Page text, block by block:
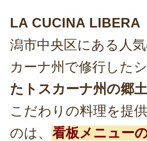
LA CUCINA LIBERA
潟市中央区にある人
カーナ州で修行したシ
たトスカーナ州の郷土
こだわりの料理を提
のは、 看板メニュー